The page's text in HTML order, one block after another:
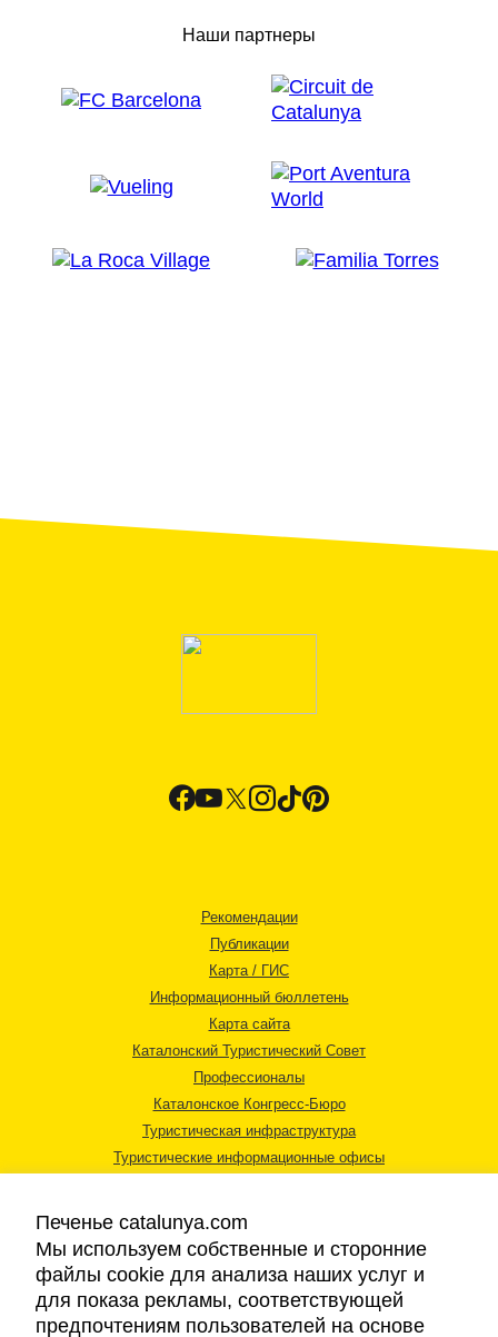
Наши партнеры
Рекомендации
Публикации
Карта / ГИС
Информационный бюллетень
Карта сайта
Каталонский Туристический Совет
Профессионалы
Каталонское Конгресс-Бюро
Туристическая инфраструктура
Туристические информационные офисы
Правовая информация
Печенье catalunya.com
Мы используем собственные и сторонние
файлы cookie для анализа наших услуг и
для показа рекламы, соответствующей
предпочтениям пользователей на основе